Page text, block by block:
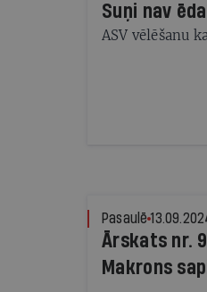
Suņi nav
ASV vēlēšanu
Pasaulē
Ārskats nr.
Makrons